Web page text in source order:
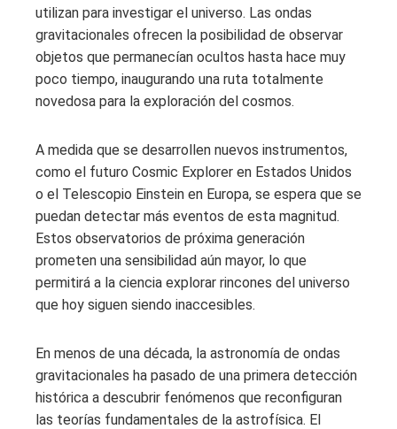
utilizan para investigar el universo. Las ondas
gravitacionales ofrecen la posibilidad de observar
objetos que permanecían ocultos hasta hace muy
poco tiempo, inaugurando una ruta totalmente
novedosa para la exploración del cosmos.
A medida que se desarrollen nuevos instrumentos,
como el futuro Cosmic Explorer en Estados Unidos
o el Telescopio Einstein en Europa, se espera que se
puedan detectar más eventos de esta magnitud.
Estos observatorios de próxima generación
prometen una sensibilidad aún mayor, lo que
permitirá a la ciencia explorar rincones del universo
que hoy siguen siendo inaccesibles.
En menos de una década, la astronomía de ondas
gravitacionales ha pasado de una primera detección
histórica a descubrir fenómenos que reconfiguran
las teorías fundamentales de la astrofísica. El